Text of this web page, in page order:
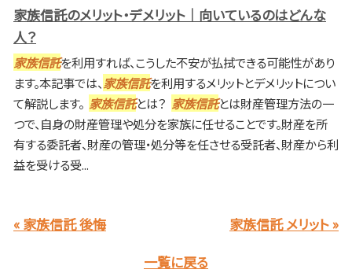
家族信託のメリット・デメリット｜向いているのはどんな
人？
家族信託を利用すれば、こうした不安が払拭できる可能性があり
ます。本記事では、家族信託を利用するメリットとデメリットについ
て解説します。 家族信託とは？ 家族信託とは財産管理方法の一
つで、自身の財産管理や処分を家族に任せることです。財産を所
有する委託者、財産の管理・処分等を任させる受託者、財産から利
益を受ける受...
« 家族信託 後悔
家族信託 メリット »
一覧に戻る